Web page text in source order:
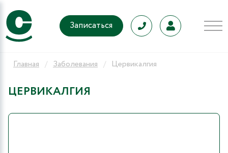
Записаться
Главная Заболевания Цервикалгия
ЦЕРВИКАЛГИЯ